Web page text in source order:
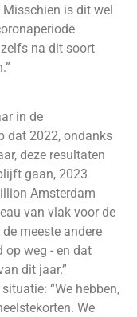
is dit wel
na dit soort
in de
dat 2022, ondanks
deze resultaten
gaan, 2023
Amsterdam
van vlak voor de
meeste andere
op weg - en dat
dit jaar.”
“We hebben,
We